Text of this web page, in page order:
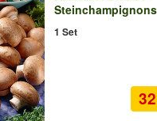
Steinchampignons
1 Set